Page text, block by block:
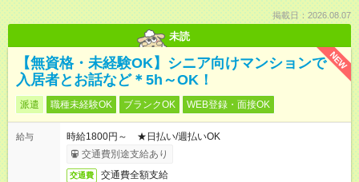
掲載日：2026.08.07
未読
NEW
【無資格・未経験OK】シニア向けマンションで
入居者とお話など＊5h～OK！
派遣 職種未経験OK ブランクOK WEB登録・面接OK
給与
時給1800円～ ★日払い/週払いOK
交通費別途支給あり
交通費 交通費全額支給